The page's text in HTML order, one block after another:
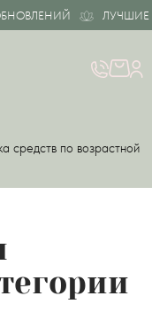
ЛУЧШИЕ
средств по возрастной